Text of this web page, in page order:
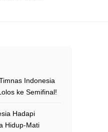
Indonesia
ke Semifinal!
Hadapi
Hidup-Mati